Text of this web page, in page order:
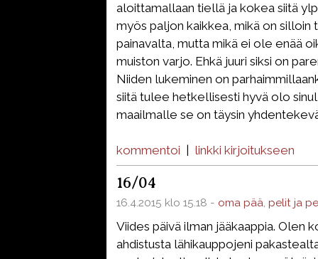
aloittamallaan tiellä ja kokea siitä
myös paljon kaikkea, mikä on silloin
painavalta, mutta mikä ei ole enää
muiston varjo. Ehkä juuri siksi on
Niiden lukeminen on
siitä tulee hetkellisesti hyvä olo
maailmalle se on täysin
kommentoi linkki kirjoitukseen
16/04
16.4.2015 klo 15.18 - oma pää, pelit ja
Viides päivä ilman jääkaappia. Olen
ahdistusta lähikauppojeni